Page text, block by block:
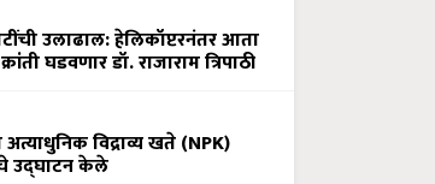
उलाढाल: हेलिकॉप्टरनंतर आता
घडवणार डॉ. राजाराम त्रिपाठी
अत्याधुनिक विद्राव्य खते (NPK)
उद्घाटन केले